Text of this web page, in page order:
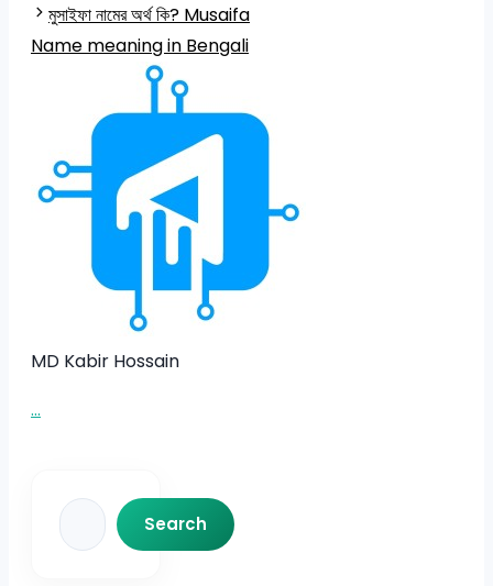
মুসাইফা নামের অর্থ কি? Musaifa
Name meaning in Bengali
MD Kabir Hossain
...
Search
Search